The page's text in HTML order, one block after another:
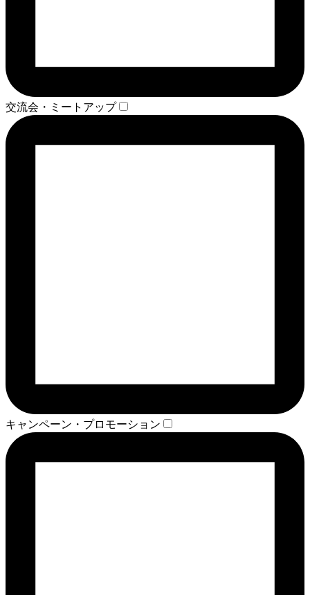
交流会・ミートアップ
キャンペーン・プロモーション